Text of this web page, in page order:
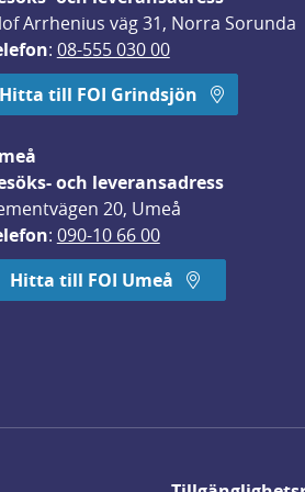
Arrhenius väg 31, Norra Sorunda
: 08-555 030 00
till FOI Grindsjön
och leveransadress
20, Umeå
: 090-10 66 00
Hitta till FOI Umeå